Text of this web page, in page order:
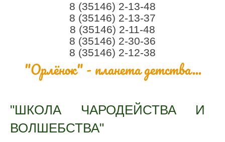
8 (35146) 2-13-48
8 (35146) 2-13-37
8 (35146) 2-11-48
8 (35146) 2-30-36
8 (35146) 2-12-38
"Орлёнок" - планета детства...
"ШКОЛА ЧАРОДЕЙСТВА И
ВОЛШЕБСТВА"